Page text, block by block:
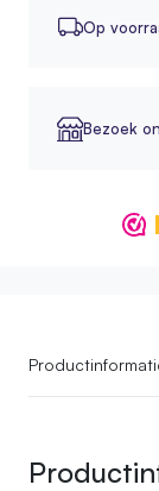
Op
Bezoek